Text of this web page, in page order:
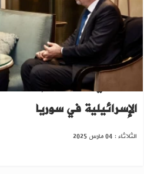
الشيباني يدعو الأمم
الإسرائيلية في سوريا
الثلاثاء : 04 مارس 2025